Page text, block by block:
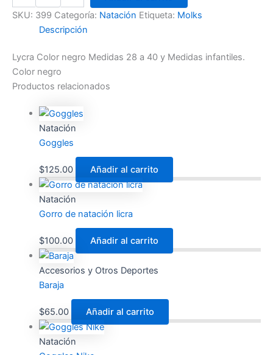
SKU: 399 Categoría: Natación Etiqueta: Molks
Descripción
Lycra Color negro Medidas 28 a 40 y Medidas infantiles.
Color negro
Productos relacionados
Natación
Goggles
$125.00 Añadir al carrito
Natación
Gorro de natación licra
$100.00 Añadir al carrito
Accesorios y Otros Deportes
Baraja
$65.00 Añadir al carrito
Natación